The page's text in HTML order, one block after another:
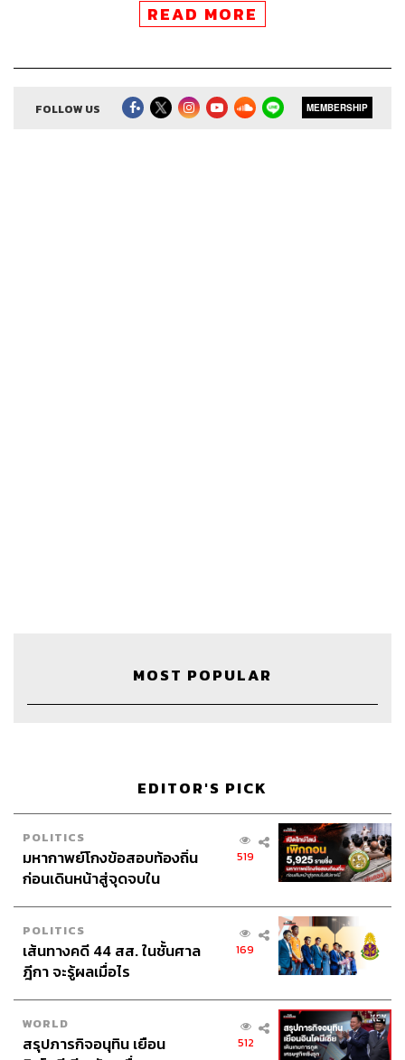
Coordinator & Adminอภิสิทธิ์​ หรรษาภิรมย์โชค
TAGS: จิตวิทยา จิตแพทย์
Podcast
ฝ่าวิกฤตโควิด19
พอดแคสต์
The Standard Podcast
Are You OK
แผนกจิตเวช
READ MORE
FOLLOW US MEMBERSHIP
MOST POPULAR
EDITOR'S PICK
POLITICS
มหากาพย์โกงข้อสอบท้องถิ่น
ก่อนเดินหน้าสู่จุดจบใน
519
POLITICS
เส้นทางคดี 44 สส. ในชั้นศาล
ฎีกา จะรู้ผลเมื่อไร
169
WORLD
สรุปภารกิจอนุทิน เยือน
512